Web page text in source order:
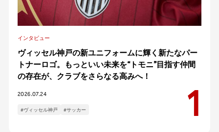
インタビュー
ヴィッセル神戸の新ユニフォームに輝く新たなパー
トナーロゴ。もっといい未来を“トモニ”目指す仲間
の存在が、クラブをさらなる高みへ！
2026.07.24
#ヴィッセル神戸 #サッカー